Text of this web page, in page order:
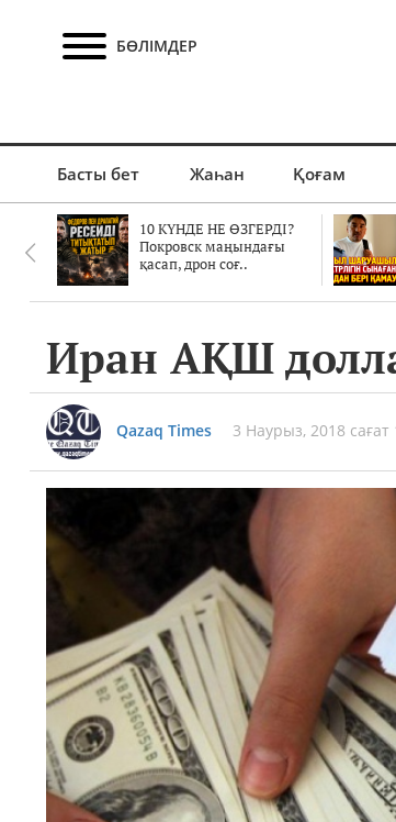
БӨЛІМДЕР
Басты бет Жаһан Қоғам
10 КҮНДЕ НЕ ӨЗГЕРДІ?
Покровск маңындағы
қасап, дрон соғ..
Иран АҚШ
Qazaq Times 3 Наурыз, 2018 сағат